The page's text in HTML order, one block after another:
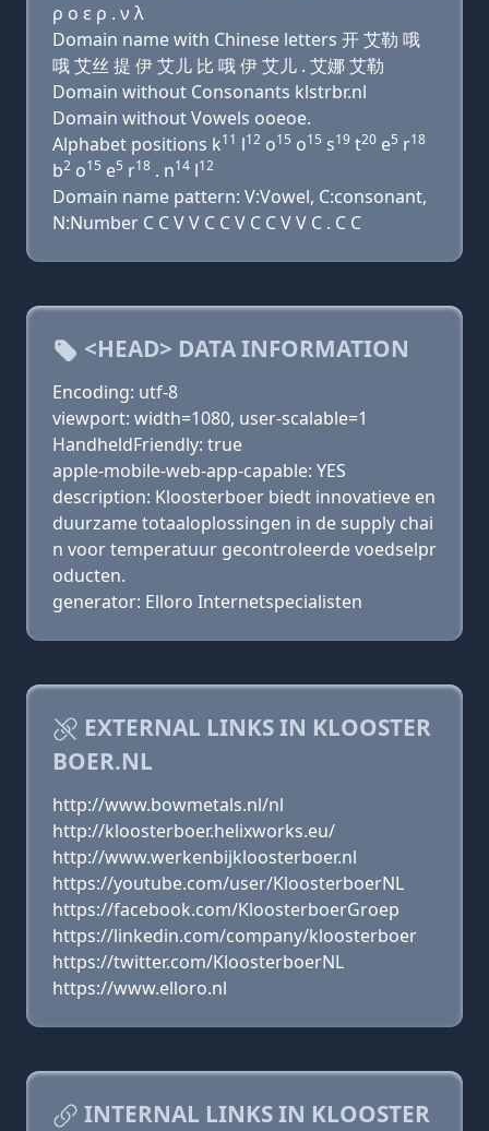
ρ ο ε ρ . ν λ
Domain name with Chinese letters 开 艾勒 哦
哦 艾丝 提 伊 艾儿 比 哦 伊 艾儿 . 艾娜 艾勒
Domain without Consonants klstrbr.nl
Domain without Vowels ooeoe.
Alphabet positions k11 l12 o15 o15 s19 t20 e5 r18
b2 o15 e5 r18 . n14 l12
Domain name pattern: V:Vowel, C:consonant,
N:Number C C V V C C V C C V V C . C C
<HEAD> DATA INFORMATION
Encoding: utf-8
viewport: width=1080, user-scalable=1
HandheldFriendly: true
apple-mobile-web-app-capable: YES
description: Kloosterboer biedt innovatieve en
duurzame totaaloplossingen in de supply chai
n voor temperatuur gecontroleerde voedselpr
oducten.
generator: Elloro Internetspecialisten
EXTERNAL LINKS IN KLOOSTER
BOER.NL
http://www.bowmetals.nl/nl
http://kloosterboer.helixworks.eu/
http://www.werkenbijkloosterboer.nl
https://youtube.com/user/KloosterboerNL
https://facebook.com/KloosterboerGroep
https://linkedin.com/company/kloosterboer
https://twitter.com/KloosterboerNL
https://www.elloro.nl
INTERNAL LINKS IN KLOOSTER